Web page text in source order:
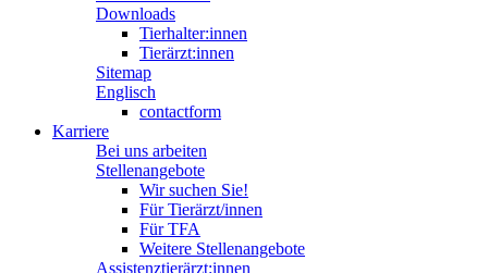
Downloads
Tierhalter:innen
Tierärzt:innen
Sitemap
Englisch
contactform
Karriere
Bei uns arbeiten
Stellenangebote
Wir suchen Sie!
Für Tierärzt/innen
Für TFA
Weitere Stellenangebote
Assistenztierärzt:innen